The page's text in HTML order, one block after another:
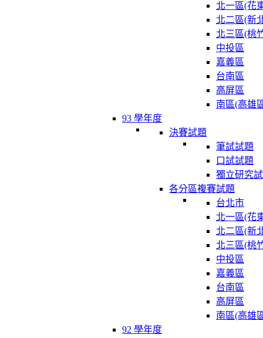
北一區(花
北二區(新
北三區(桃
中投區
嘉義區
台南區
高屏區
南區(高雄
93 學年度
決賽試題
筆試試題
口試試題
獨立研究
各分區複賽試題
台北市
北一區(花
北二區(新
北三區(桃
中投區
嘉義區
台南區
高屏區
南區(高雄
92 學年度